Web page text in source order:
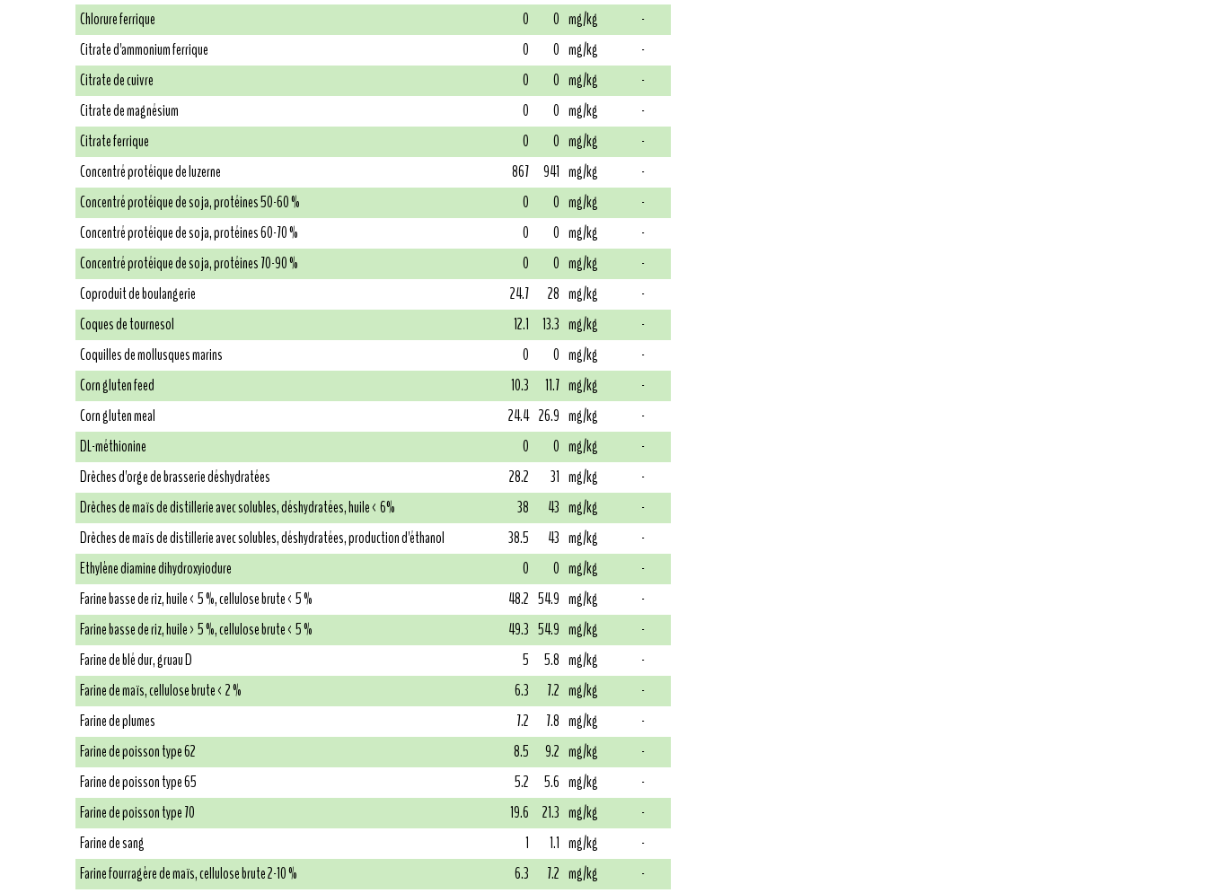
Chlorure ferrique
0 0 mg/kg
-
Citrate d'ammonium ferrique
0 0 mg/kg
-
Citrate de cuivre
0 0 mg/kg
-
Citrate de magnésium
0 0 mg/kg
-
Citrate ferrique
0 0 mg/kg
-
Concentré protéique de luzerne
867 941 mg/kg
-
Concentré protéique de soja, protéines 50-60 %
0 0 mg/kg
-
Concentré protéique de soja, protéines 60-70 %
0 0 mg/kg
-
Concentré protéique de soja, protéines 70-90 %
0 0 mg/kg
-
Coproduit de boulangerie
24.7 28 mg/kg
-
Coques de tournesol
12.1 13.3 mg/kg
-
Coquilles de mollusques marins
0 0 mg/kg
-
Corn gluten feed
10.3 11.7 mg/kg
-
Corn gluten meal
24.4 26.9 mg/kg
-
DL-méthionine
0 0 mg/kg
-
Drêches d'orge de brasserie déshydratées
28.2 31 mg/kg
-
Drêches de maïs de distillerie avec solubles, déshydratées, huile < 6%
38 43 mg/kg
-
Drêches de maïs de distillerie avec solubles, déshydratées, production d'éthanol
38.5 43 mg/kg
-
Ethylène diamine dihydroxyiodure
0 0 mg/kg
-
Farine basse de riz, huile < 5 %, cellulose brute < 5 %
48.2 54.9 mg/kg
-
Farine basse de riz, huile > 5 %, cellulose brute < 5 %
49.3 54.9 mg/kg
-
Farine de blé dur, gruau D
5 5.8 mg/kg
-
Farine de maïs, cellulose brute < 2 %
6.3 7.2 mg/kg
-
Farine de plumes
7.2 7.8 mg/kg
-
Farine de poisson type 62
8.5 9.2 mg/kg
-
Farine de poisson type 65
5.2 5.6 mg/kg
-
Farine de poisson type 70
19.6 21.3 mg/kg
-
Farine de sang
1 1.1 mg/kg
-
Farine fourragère de maïs, cellulose brute 2-10 %
6.3 7.2 mg/kg
-